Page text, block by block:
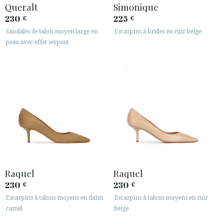
Queralt
230 €
Sandales de talon moyen large en
peau avec effet serpent
Simonique
225 €
Escarpins à brides en cuir beige
Raquel
230 €
Escarpins à talons moyens en daim
camel
Raquel
230 €
Escarpins à talons moyens en cuir
beige